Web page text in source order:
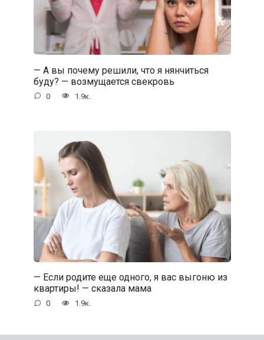
— А вы почему решили, что я нянчиться
буду? — возмущается свекровь
0 1.9к.
— Если родите еще одного, я вас выгоню из
квартиры! — сказала мама
0 1.9к.